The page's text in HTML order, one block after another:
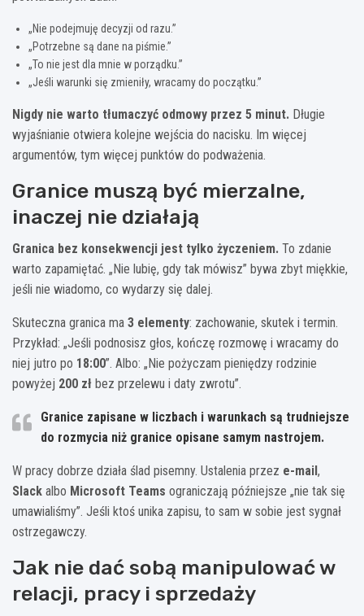
„Nie podejmuję decyzji od razu.”
„Potrzebne są dane na piśmie.”
„To nie jest dla mnie w porządku.”
„Jeśli warunki się zmieniły, wracamy do początku.”
Nigdy nie warto tłumaczyć odmowy przez 5 minut. Długie
wyjaśnianie otwiera kolejne wejścia do nacisku. Im więcej
argumentów, tym więcej punktów do podważenia.
Granice muszą być mierzalne,
inaczej nie działają
Granica bez konsekwencji jest tylko życzeniem. To zdanie
warto zapamiętać. „Nie lubię, gdy tak mówisz” bywa zbyt miękkie,
jeśli nie wiadomo, co wydarzy się dalej.
Skuteczna granica ma 3 elementy: zachowanie, skutek i termin.
Przykład: „Jeśli podnosisz głos, kończę rozmowę i wracamy do
niej jutro po 18:00”. Albo: „Nie pożyczam pieniędzy rodzinie
powyżej 200 zł bez przelewu i daty zwrotu”.
Granice zapisane w liczbach i warunkach są trudniejsze
do rozmycia niż granice opisane samym nastrojem.
W pracy dobrze działa ślad pisemny. Ustalenia przez e-mail,
Slack albo Microsoft Teams ograniczają późniejsze „nie tak się
umawialiśmy”. Jeśli ktoś unika zapisu, to sam w sobie jest sygnał
ostrzegawczy.
Jak nie dać sobą manipulować w
relacji, pracy i sprzedaży